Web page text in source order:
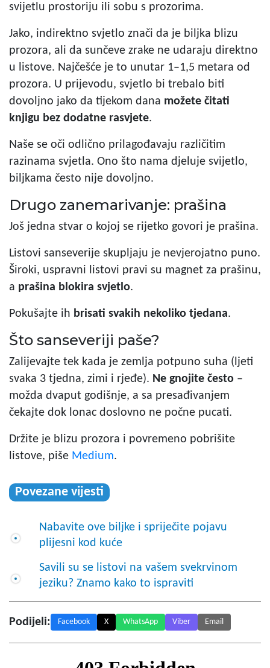
svijetlu prostoriju ili sobu s prozorima.
Jako, indirektno svjetlo znači da je biljka blizu
prozora, ali da sunčeve zrake ne udaraju direktno
u listove. Najčešće je to unutar 1–1,5 metara od
prozora. U prijevodu, svjetlo bi trebalo biti
dovoljno jako da tijekom dana možete čitati
knjigu bez dodatne rasvjete.
Naše se oči odlično prilagođavaju različitim
razinama svjetla. Ono što nama djeluje svijetlo,
biljkama često nije dovoljno.
Drugo zanemarivanje: prašina
Još jedna stvar o kojoj se rijetko govori je prašina.
Listovi sanseverije skupljaju je nevjerojatno puno.
Široki, uspravni listovi pravi su magnet za prašinu,
a prašina blokira svjetlo.
Pokušajte ih brisati svakih nekoliko tjedana.
Što sanseveriji paše?
Zalijevajte tek kada je zemlja potpuno suha (ljeti
svaka 3 tjedna, zimi i rjeđe). Ne gnojite često –
možda dvaput godišnje, a sa presađivanjem
čekajte dok lonac doslovno ne počne pucati.
Držite je blizu prozora i povremeno pobrišite
listove, piše Medium.
Povezane vijesti
Nabavite ove biljke i spriječite pojavu
plijesni kod kuće
Savili su se listovi na vašem svekrvinom
jeziku? Znamo kako to ispraviti
Podijeli: Facebook X WhatsApp Viber Email